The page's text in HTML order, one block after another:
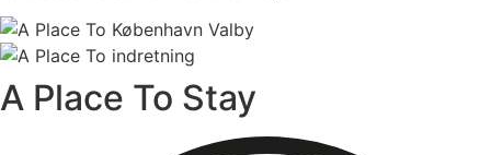
A Place To Stay